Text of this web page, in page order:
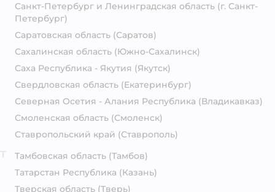
Санкт-Петербург и Ленинградская область (г. Санкт-
Петербург)
Саратовская область (Саратов)
Сахалинская область (Южно-Сахалинск)
Саха Республика - Якутия (Якутск)
Свердловская область (Екатеринбург)
Северная Осетия - Алания Республика (Владикавказ)
Смоленская область (Смоленск)
Ставропольский край (Ставрополь)
Тамбовская область (Тамбов)
Татарстан Республика (Казань)
Тверская область (Тверь)